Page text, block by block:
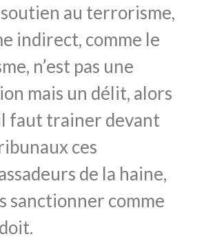
au terrorisme,
indirect, comme le
n’est pas une
mais un délit, alors
faut trainer devant
ces
de la haine,
sanctionner comme